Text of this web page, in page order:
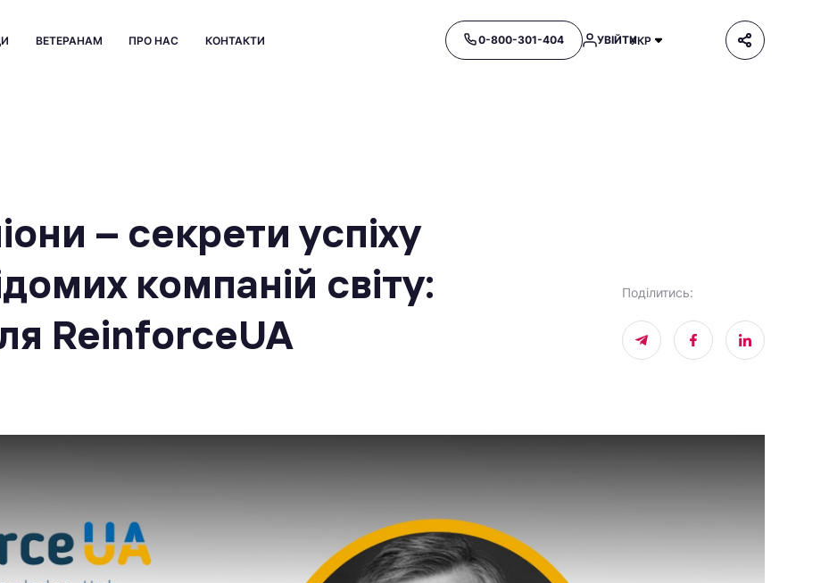
ВЕТЕРАНАМ ПРО НАС КОНТАКТИ 0-800-301-404 УВІЙТИУКР
– секрети успіху
компаній світу:
ReinforceUA
Поділитись: